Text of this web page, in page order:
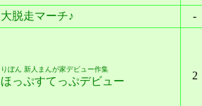
大脱走マーチ♪ -
りぼん 新人まんが家デビュー作集
ほっぷすてっぷデビュー 2